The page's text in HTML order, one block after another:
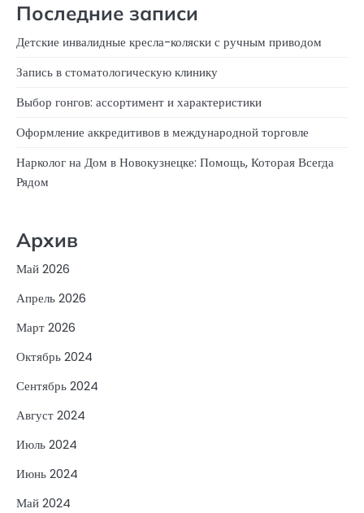
Последние записи
Детские инвалидные кресла-коляски с ручным приводом
Запись в стоматологическую клинику
Выбор гонгов: ассортимент и характеристики
Оформление аккредитивов в международной торговле
Нарколог на Дом в Новокузнецке: Помощь, Которая Всегда
Рядом
Архив
Май 2026
Апрель 2026
Март 2026
Октябрь 2024
Сентябрь 2024
Август 2024
Июль 2024
Июнь 2024
Май 2024